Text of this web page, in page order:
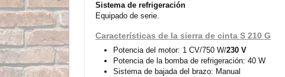
Sistema de refrigeración
Equipado de serie.
Características de la sierra de cinta S 210 G
Potencia del motor: 1 CV/750 W/230 V
Potencia de la bomba de refrigeración: 40 W
Sistema de bajada del brazo: Manual